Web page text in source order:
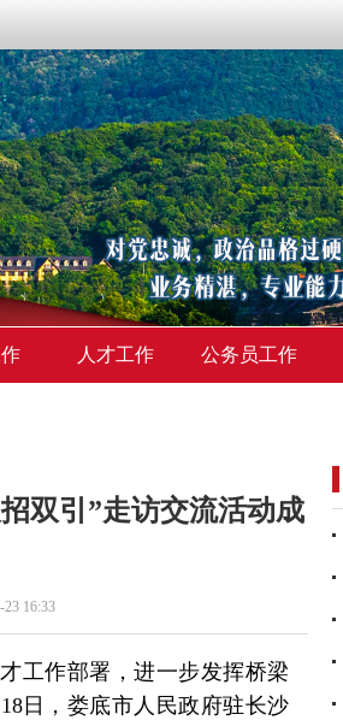
人才工作 公务员工作
双引”走访交流活动成
16:33
工作部署，进一步发挥桥梁
日，娄底市人民政府驻长沙